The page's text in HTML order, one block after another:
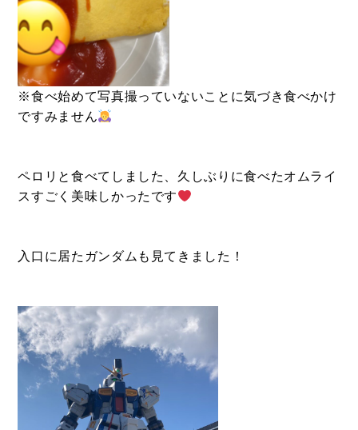
BUY 売買物件
SELL 物件の売却
DEVELOP
※食べ始めて写真撮っていないことに気づき食べかけ
ですみません
ペロリと食べてしました、久しぶりに食べたオムライ
スすごく美味しかったです
入口に居たガンダムも見てきました！